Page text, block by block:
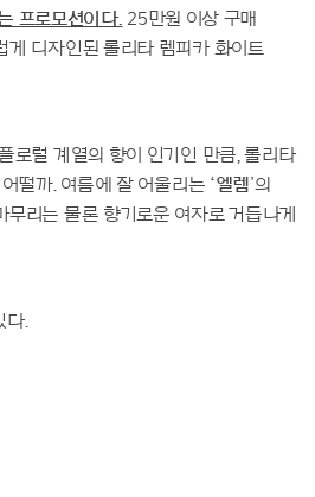
프로모션이다. 25만원 이상 구매
디자인된 롤리타 렘피카 화이트
로럴 계열의 향이 인기인 만큼, 롤리타
떨까. 여름에 잘 어울리는 ‘엘렘’의
리는 물론 향기로운 여자로 거듭나게
다.